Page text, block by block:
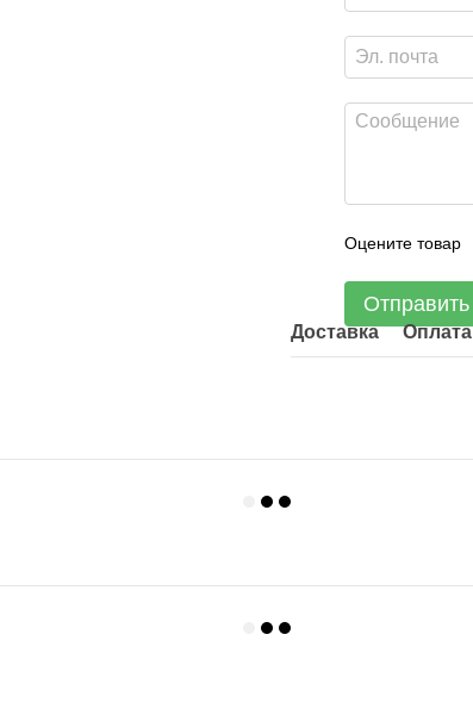
Оцените товар
Отправить
Доставка Оплата